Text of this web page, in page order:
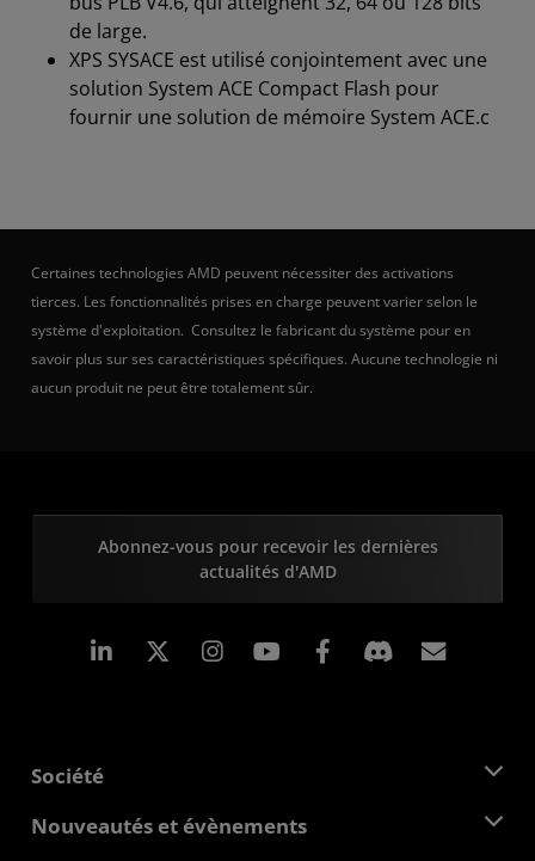
de large.
XPS SYSACE est utilisé conjointement avec une
solution System ACE Compact Flash pour
fournir une solution de mémoire System ACE.c
Certaines technologies AMD peuvent nécessiter des activations
tierces. Les fonctionnalités prises en charge peuvent varier selon le
système d'exploitation. Consultez le fabricant du système pour en
savoir plus sur ses caractéristiques spécifiques. Aucune technologie ni
aucun produit ne peut être totalement sûr.
Abonnez-vous pour recevoir les dernières
actualités d'AMD
LinkedIn Instagram Facebook
Société
À propos d'AMD
Nouveautés et évènements